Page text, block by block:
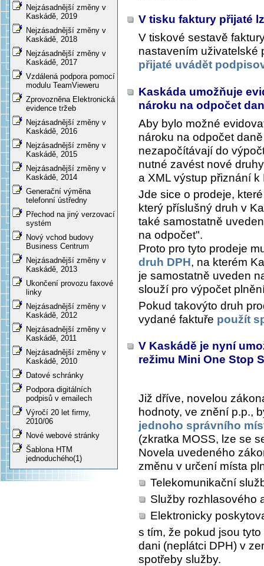
Nejzásadnější změny v
Kaskádě, 2019
Nejzásadnější změny v
Kaskádě, 2018
Nejzásadnější změny v
Kaskádě, 2017
Vzdálená podpora pomocí
modulu TeamVieweru
Zprovozněna Elektronická
evidence tržeb
Nejzásadnější změny v
Kaskádě, 2016
Nejzásadnější změny v
Kaskádě, 2015
Nejzásadnější změny v
Kaskádě, 2014
Generační výměna
telefonní ústředny
Přechod na jiný verzovací
systém
Nový vchod budovy
Business Centrum
Nejzásadnější změny v
Kaskádě, 2013
Ukončení provozu faxové
linky
Nejzásadnější změny v
Kaskádě, 2012
Nejzásadnější změny v
Kaskádě, 2011
Nejzásadnější změny v
Kaskádě, 2010
Datové schránky
Podpora digitálních
podpisů v emailech
Výročí 20 let firmy,
2010/06
Nové webové stránky
Šablona HTM
jednoduchého(1)
V tisku faktury přijaté
V tiskové sestavě
nastavením uživatelské
přijaté uvádět
Kaskáda umožňuje
nároku na odpočet
Aby bylo možné
nároku na odpočet
nezapočítávají do
nutné zavést nové
a XML výstup přiznání k
Jde sice o prodeje,
který příslušný druh v
také samostatně
na odpočet".
Proto pro tyto prodeje
druh DPH, na kterém
je samostatně uveden
slouží pro výpočet
Pokud takovýto druh
vydané faktuře použít
V Kaskádě je nyní
režimu Mini One Stop
Již dříve, novelou
hodnoty, ve znění p.p.,
jednoho správního
(zkratka MOSS, lze se
Novela uvedeného
změnu v určení místa
Telekomunikační
Služby rozhlasového
Elektronicky
s tím, že pokud jsou
dani (neplátci DPH) v
spotřeby služby.